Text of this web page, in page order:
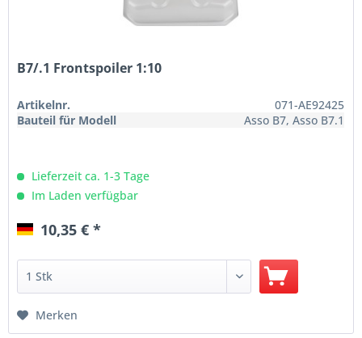
B7/.1 Frontspoiler 1:10
Artikelnr.
071-AE92425
Bauteil für Modell
Asso B7, Asso B7.1
Lieferzeit ca. 1-3 Tage
Im Laden verfügbar
10,35 € *
Merken